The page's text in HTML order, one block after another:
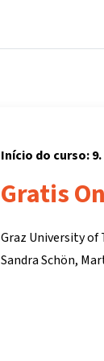
Início do curso:
Gratis
Graz University of
Sandra Schön